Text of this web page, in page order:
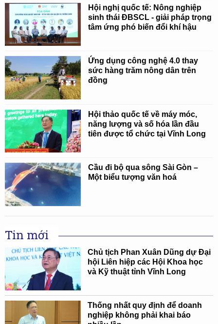
Hội nghị quốc tế: Nông nghiệp
sinh thái ĐBSCL - giải pháp trọng
tâm ứng phó biến đổi khí hậu
Ứng dụng công nghệ 4.0 thay
sức hàng trăm nông dân trên
đồng
Hội thảo quốc tế về máy móc,
năng lượng và số hóa lần đầu
tiên được tổ chức tại Vĩnh Long
Cầu đi bộ qua sông Sài Gòn –
Một biểu tượng văn hoá
Tin mới
Chủ tịch Phan Xuân Dũng dự Đại
hội Liên hiệp các Hội Khoa học
và Kỹ thuật tỉnh Vĩnh Long
Thống nhất quy định để doanh
nghiệp không phải khai báo